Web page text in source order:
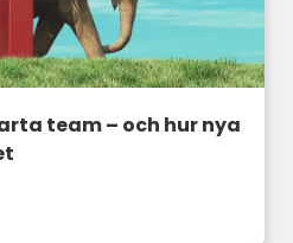
team – och hur nya